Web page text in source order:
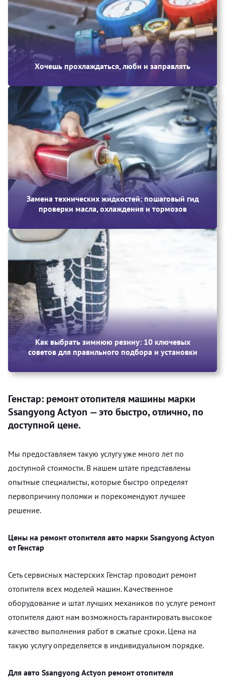
Хочешь прохлаждаться, люби и заправлять
Замена технических жидкостей: пошаговый гид
проверки масла, охлаждения и тормозов
Как выбрать зимнюю резину: 10 ключевых
советов для правильного подбора и установки
Генстар: ремонт отопителя машины марки
Ssangyong Actyon — это быстро, отлично, по
доступной цене.
Мы предоставляем такую услугу уже много лет по
доступной стоимости. В нашем штате представлены
опытные специалисты, которые быстро определят
первопричину поломки и порекомендуют лучшее
решение.
Цены на ремонт отопителя авто марки Ssangyong Actyon
от Генстар
Сеть сервисных мастерских Генстар проводит ремонт
отопителя всех моделей машин. Качественное
оборудование и штат лучших механиков по услуге ремонт
отопителя дают нам возможность гарантировать высокое
качество выполнения работ в сжатые сроки. Цена на
такую услугу определяется в индивидуальном порядке.
Для авто Ssangyong Actyon ремонт отопителя